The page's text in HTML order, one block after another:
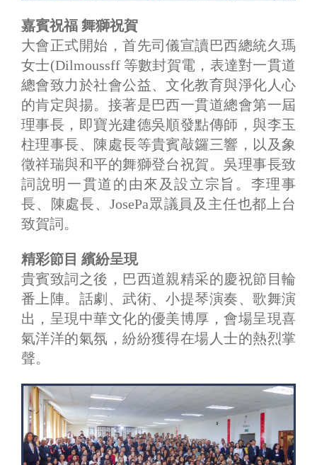
嘉賓祝福 舞獅祝賀
大會正式開始，首先司儀宣讀巴西總統久瑪
女士(Dilmoussff 等數封賀電，表達對一貫道
總會致力於社會公益、文化教育與淨化人心
的肯定與揚。接著是巴西一貫道總會第一屆
理事長，即寶光建德吳順發點傳師，與李玉
柱理事長、陳處長等貴賓敲鑼三響，以及象
徵祥瑞與和平的舞獅登台祝賀。吳理事長致
詞說明一貫道的由來及設立宗旨。李理事
長、陳處長、JosePa眾議員及主任也都上台
致賀詞。
精彩節目 繽紛呈現
貴賓致詞之後，巴西道親精采的慶祝節目輪
番上陣。話劇、武術、小提琴演奏、歌舞演
出，呈現中華文化的優美博厚，會場呈現喜
氣洋洋的氣氛，紛紛獲得在場人士的熱烈掌
聲。